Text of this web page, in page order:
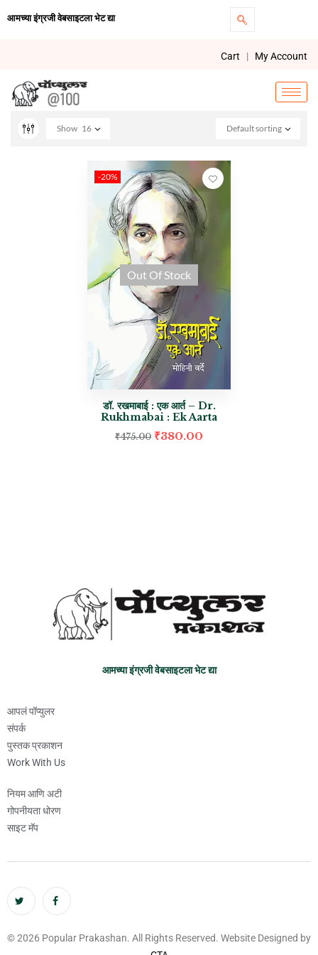
आमच्या इंग्रजी वेबसाइटला भेट द्या
Cart | My Account
Default sorting
Show 16
-20%
Out Of Stock
डॉ. रखमाबाई : एक आर्त – Dr.
Rukhmabai : Ek Aarta
₹475.00 ₹380.00
आमच्या इंग्रजी वेबसाइटला भेट द्या
आपलं पॉप्युलर
संपर्क
पुस्तक प्रकाशन
Work With Us
नियम आणि अटी
गोपनीयता धोरण
साइट मॅप
© 2026 Popular Prakashan. All Rights Reserved. Website Designed by